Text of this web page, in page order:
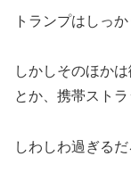
トランプはしっ
しかしそのほか
とか、携帯スト
しわしわ過ぎるだ